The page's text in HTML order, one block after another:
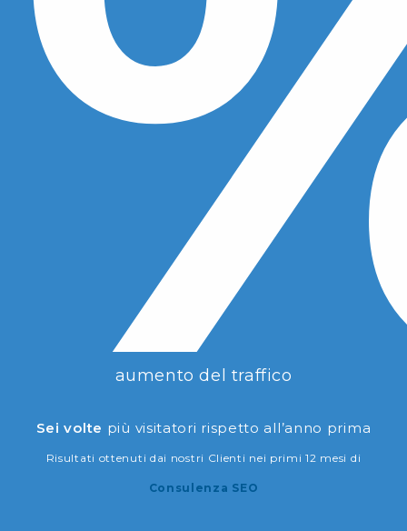
aumento del traffico
Sei volte più visitatori rispetto all’anno prima
Risultati ottenuti dai nostri Clienti nei primi 12 mesi di
Consulenza SEO